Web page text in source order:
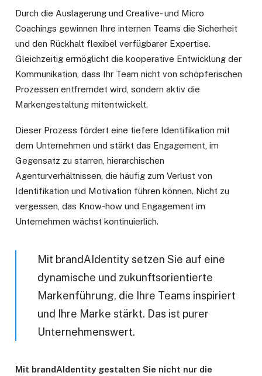
Durch die Auslagerung und Creative- und Micro
Coachings gewinnen Ihre internen Teams die Sicherheit
und den Rückhalt flexibel verfügbarer Expertise.
Gleichzeitig ermöglicht die kooperative Entwicklung der
Kommunikation, dass Ihr Team nicht von schöpferischen
Prozessen entfremdet wird, sondern aktiv die
Markengestaltung mitentwickelt.
Dieser Prozess fördert eine tiefere Identifikation mit
dem Unternehmen und stärkt das Engagement, im
Gegensatz zu starren, hierarchischen
Agenturverhältnissen, die häufig zum Verlust von
Identifikation und Motivation führen können. Nicht zu
vergessen, das Know-how und Engagement im
Unternehmen wächst kontinuierlich.
Mit brandAIdentity setzen Sie auf eine
dynamische und zukunftsorientierte
Markenführung, die Ihre Teams inspiriert
und Ihre Marke stärkt. Das ist purer
Unternehmenswert.
Mit brandAIdentity gestalten Sie nicht nur die